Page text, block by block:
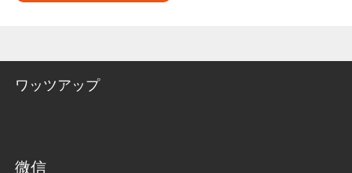
ワッツアップ
微信